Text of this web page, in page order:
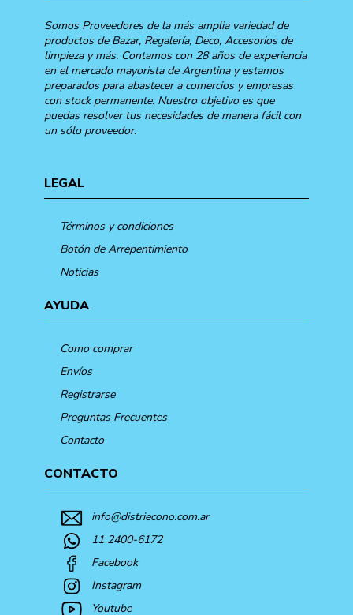
Somos Proveedores de la más amplia variedad de
productos de Bazar, Regalería, Deco, Accesorios de
limpieza y más. Contamos con 28 años de experiencia
en el mercado mayorista de Argentina y estamos
preparados para abastecer a comercios y empresas
con stock permanente. Nuestro objetivo es que
puedas resolver tus necesidades de manera fácil con
un sólo proveedor.
LEGAL
Términos y condiciones
Botón de Arrepentimiento
Noticias
AYUDA
Como comprar
Envíos
Registrarse
Preguntas Frecuentes
Contacto
CONTACTO
info@distriecono.com.ar
11 2400-6172
Facebook
Instagram
Youtube